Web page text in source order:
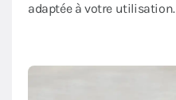
adaptée à votre utilisation.